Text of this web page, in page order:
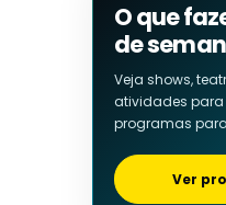
O que
de
Veja shows,
atividades para
programas
Ver